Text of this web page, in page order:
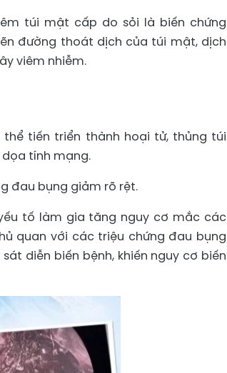
túi mật cấp do sỏi là biến chứng
đường thoát dịch của túi mật, dịch
viêm nhiễm.
tiến triển thành hoại tử, thủng túi
tính mạng.
đau bụng giảm rõ rệt.
tố làm gia tăng nguy cơ mắc các
quan với các triệu chứng đau bụng
diễn biến bệnh, khiến nguy cơ biến